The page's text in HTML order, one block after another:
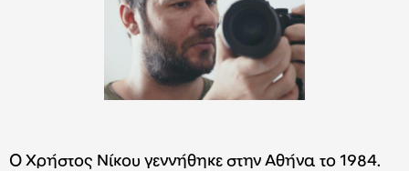
Ο Χρήστος Νίκου γεννήθηκε στην Αθήνα το 1984.